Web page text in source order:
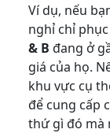
Ví dụ, nếu
nghỉ chỉ
& B đang ở
giá của họ.
khu vực cụ
để cung cấp
thứ gì đó mà